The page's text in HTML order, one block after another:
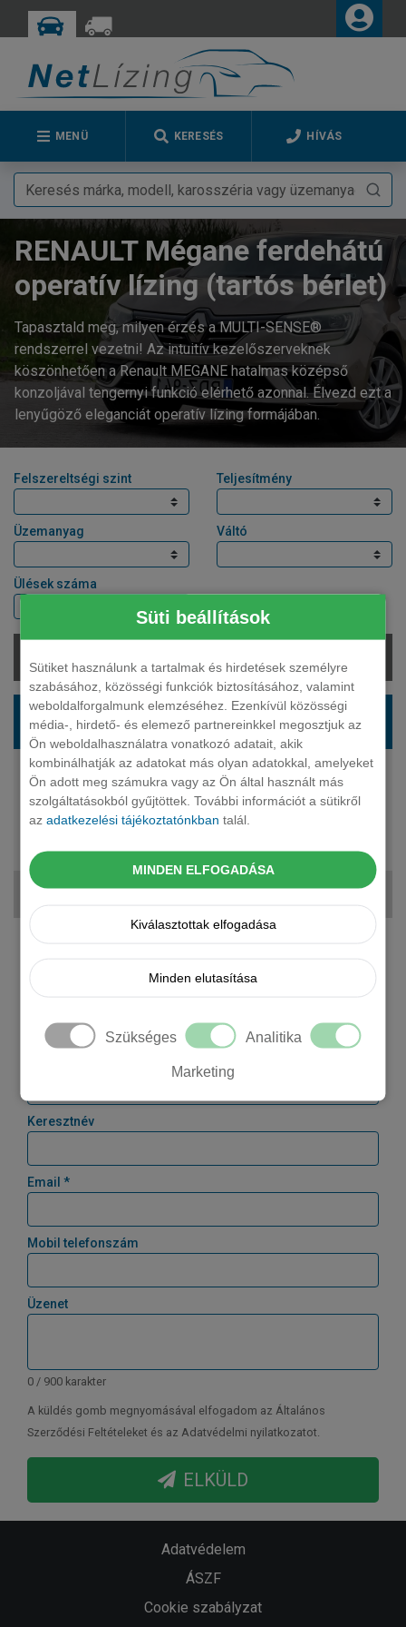
Süti beállítások
Sütiket használunk a tartalmak és hirdetések személyre
szabásához, közösségi funkciók biztosításához, valamint
weboldalforgalmunk elemzéséhez. Ezenkívül közösségi
média-, hirdető- és elemező partnereinkkel megosztjuk az
Ön weboldalhasználatra vonatkozó adatait, akik
kombinálhatják az adatokat más olyan adatokkal, amelyeket
Ön adott meg számukra vagy az Ön által használt más
szolgáltatásokból gyűjtöttek. További információt a sütikről
azadatkezelési tájékoztatónkban talál.
MINDEN ELFOGADÁSA
Kiválasztottak elfogadása
Minden elutasítása
Szükséges Analitika
Marketing
MENÜ KERESÉS HÍVÁS
RENAULT Mégane ferdehátú
operatív lízing (tartós bérlet)
Tapasztald meg, milyen érzés a MULTI-SENSE®
rendszerrel vezetni! Az intuitív kezelőszerveknek
köszönhetően a Renault MEGANE hatalmas középső
konzoljával tengernyi funkció elérhető azonnal. Élvezd ezt a
lenyűgöző eleganciát operatív lízing formájában.
Felszereltségi szint Teljesítmény
Üzemanyag Váltó
Ülések száma
RENAULT Mégane ferdehatu 1.8 TCe R.S
Ultime EDC6
benzin
automata
19 760 000 Ft
Kérjen tőlünk árajánlatot!
Cégnév *
Keresztnév
Email *
Mobil telefonszám
Üzenet
0 / 900 karakter
A küldés gomb megnyomásával elfogadom az Általános
Szerződési Feltételeket és az Adatvédelmi nyilatkozatot.
ELKÜLD
Adatvédelem
ÁSZF
Cookie szabályzat